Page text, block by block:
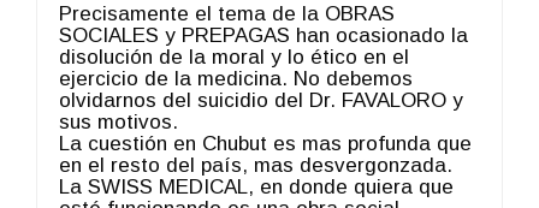
Precisamente el tema de la OBRAS
SOCIALES y PREPAGAS han ocasionado la
disolución de la moral y lo ético en el
ejercicio de la medicina. No debemos
olvidarnos del suicidio del Dr. FAVALORO y
sus motivos.
La cuestión en Chubut es mas profunda que
en el resto del país, mas desvergonzada.
La SWISS MEDICAL, en donde quiera que